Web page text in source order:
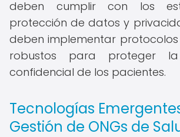
deben cumplir con los
protección de datos y
deben implementar
robustos para proteger la
confidencial de los pacientes.
Tecnologías
Gestión de ONGs de